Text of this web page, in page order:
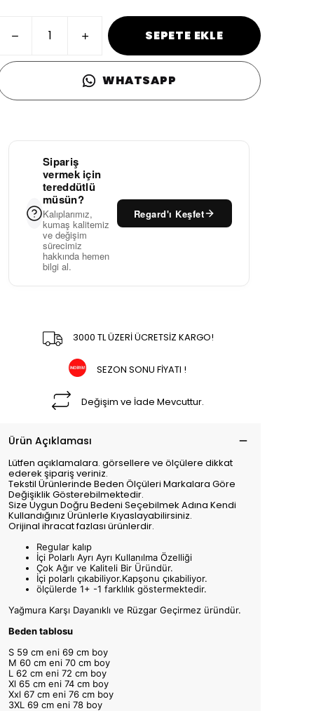
SEPETE EKLE
WHATSAPP
Sipariş
vermek için
tereddütlü
müsün?
Kalıplarımız,
kumaş kalitemiz
ve değişim
sürecimiz
hakkında hemen
bilgi al.
Regard'ı Keşfet
3000 TL ÜZERİ ÜCRETSİZ KARGO!
SEZON SONU FİYATI !
Değişim ve İade Mevcuttur.
Ürün Açıklaması
Lütfen açıklamalara. görsellere ve ölçülere dikkat
ederek şipariş veriniz.
Tekstil Ürünlerinde Beden Ölçüleri Markalara Göre
Değişiklik Gösterebilmektedir.
Size Uygun Doğru Bedeni Seçebilmek Adına Kendi
Kullandığınız Ürünlerle Kıyaslayabilirsiniz.
Orijinal ihracat fazlası ürünlerdir.
Regular kalıp
İçi Polarlı Ayrı Ayrı Kullanılma Özelliği
Çok Ağır ve Kaliteli Bir Üründür.
İçi polarlı çıkabiliyor.Kapşonu çıkabiliyor.
ölçülerde 1+ -1 farklılık göstermektedir.
Yağmura Karşı Dayanıklı ve Rüzgar Geçirmez üründür.
Beden tablosu
S 59 cm eni 69 cm boy
M 60 cm eni 70 cm boy
L 62 cm eni 72 cm boy
Xl 65 cm eni 74 cm boy
Xxl 67 cm eni 76 cm boy
3XL 69 cm eni 78 boy